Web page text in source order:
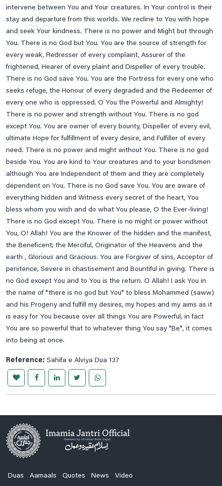
intervene between You and Your creatures. In Your control is their
stay and departure from this worlds. We recline to You with hope
and seek Your kindness. There is no power and Might but through
You. There is no God but You. You are the source of strength for
every weak, Redresser of every complaint, Assurer of the
frightened, Hearer of every plaint and Dispeller of every trouble.
There is no God save You. You are the Fortress for every one who
seeks refuge, the Honour of every degraded and the Redeemer of
every one who is oppressed. O You the Powerful and Almighty!
There is no power and strength without You. There is no god
except You. You are owner of every bounty, Dispeller of every evil,
ultimate Hope for fulfillment of every desire, and Fulfiller of every
need. There is no power and might without You. There is no god
beside You. You are kind to Your creatures and to your bondsmen
although You are Independent of them and they are completely
dependent on You. There is no God save You. You are aware of
everything hidden and Witness every secret of the heart, You
bless whom you wish and do what You please, O the Ever-living!
There is no God except You. There is no might or power without
You, O! Allah! You are the Knower of the hidden and the manifest,
the Beneficent; the Merciful, Originator of the Heavens and the
earth , Glorious and Gracious. You are Forgiver of sins, Acceptor of
penitence, Severe in chastisement and Bountiful in giving. There is
no God except You and to You is the return. O Allah! I ask You in
the name of "there is no god but You" to bless Mohammed (saww)
and his Progeny and fulfill my desires, my hopes and my aims as it
is easy for You because over all things You are Powerful, in fact
You are so powerful that to whatever thing You say "Be", it comes
into being at once.
Reference: Sahifa e Alviya Dua 137
Duas Aamaals Quotes News Video